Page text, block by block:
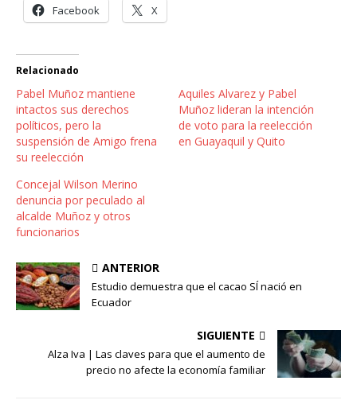
Facebook X
Relacionado
Pabel Muñoz mantiene
intactos sus derechos
políticos, pero la
suspensión de Amigo frena
su reelección
Aquiles Alvarez y Pabel
Muñoz lideran la intención
de voto para la reelección
en Guayaquil y Quito
Concejal Wilson Merino
denuncia por peculado al
alcalde Muñoz y otros
funcionarios
ANTERIOR
Estudio demuestra que el cacao SÍ nació en
Ecuador
SIGUIENTE
Alza Iva | Las claves para que el aumento de
precio no afecte la economía familiar